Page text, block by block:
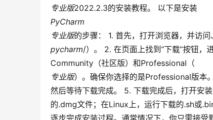
专业版2022.2.3的安装教程。 以下是安装
PyCharm
专业版的步骤： 1. 首先，打开浏览器，并访
pycharm/）。 2. 在页面上找到“下载”按钮，
Community（社区版）和Professional（
专业版）。确保你选择的是Professional版本
然后等待下载完成。 5. 下载完成后，打开安
的.dmg文件；在Linux上，运行下载的.sh或